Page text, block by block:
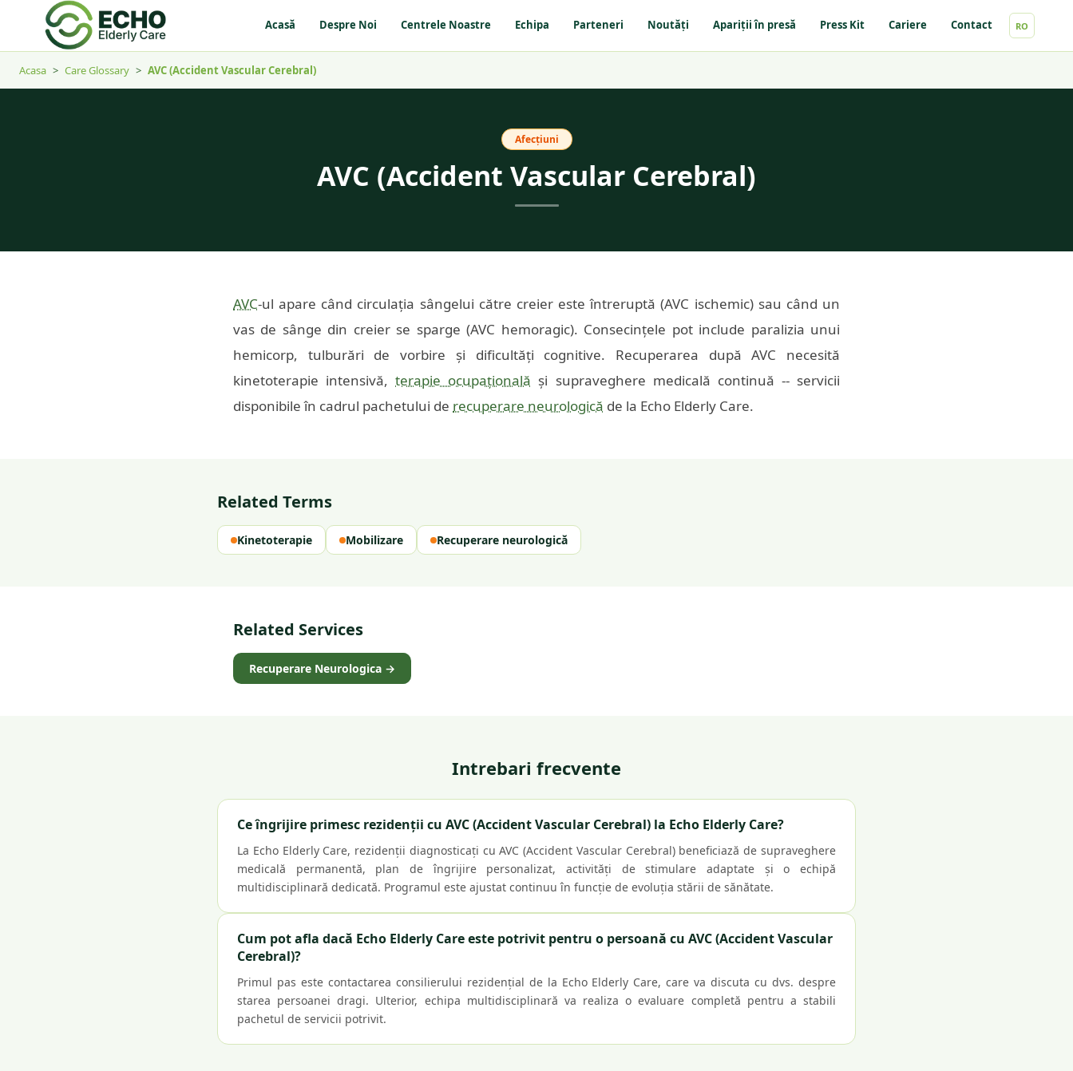
Acasă Despre Noi Centrele Noastre Echipa Parteneri Noutăți Apariții în presă Press Kit Cariere Contact RO
Acasa > Care Glossary > AVC (Accident Vascular Cerebral)
Afecțiuni
AVC (Accident Vascular Cerebral)
AVC-ul apare când circulația sângelui către creier este întreruptă (AVC ischemic) sau când un
vas de sânge din creier se sparge (AVC hemoragic). Consecințele pot include paralizia unui
hemicorp, tulburări de vorbire și dificultăți cognitive. Recuperarea după AVC necesită
kinetoterapie intensivă,terapie ocupațională și supraveghere medicală continuă -- servicii
disponibile în cadrul pachetului de recuperare neurologică de la Echo Elderly Care.
Related Terms
Kinetoterapie Mobilizare Recuperare neurologică
Related Services
Recuperare Neurologica →
Intrebari frecvente
Ce îngrijire primesc rezidenții cu AVC (Accident Vascular Cerebral) la Echo Elderly Care?
La Echo Elderly Care, rezidenții diagnosticați cu AVC (Accident Vascular Cerebral) beneficiază de supraveghere
medicală permanentă, plan de îngrijire personalizat, activități de stimulare adaptate și o echipă
multidisciplinară dedicată. Programul este ajustat continuu în funcție de evoluția stării de sănătate.
Cum pot afla dacă Echo Elderly Care este potrivit pentru o persoană cu AVC (Accident Vascular
Cerebral)?
Primul pas este contactarea consilierului rezidențial de la Echo Elderly Care, care va discuta cu dvs. despre
starea persoanei dragi. Ulterior, echipa multidisciplinară va realiza o evaluare completă pentru a stabili
pachetul de servicii potrivit.